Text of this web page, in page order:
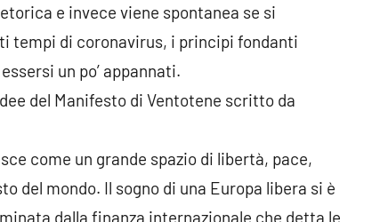
e invece viene spontanea se si
tempi di coronavirus, i principi fondanti
un po’ appannati.
del Manifesto di Ventotene scritto da
come un grande spazio di libertà, pace,
del mondo. Il sogno di una Europa libera si è
dalla finanza internazionale che detta le